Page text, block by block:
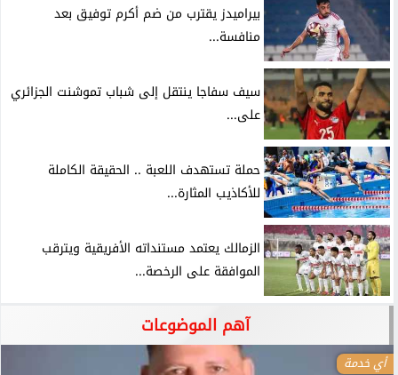
بيراميدز يقترب من ضم أكرم توفيق بعد
منافسة...
سيف سفاجا ينتقل إلى شباب تموشنت الجزائري
على...
حملة تستهدف اللعبة .. الحقيقة الكاملة
للأكاذيب المثارة...
الزمالك يعتمد مستنداته الأفريقية ويترقب
الموافقة على الرخصة...
آهم الموضوعات
أي خدمة